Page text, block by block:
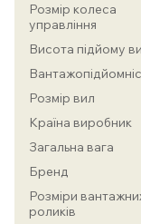
Розмір колеса
управління
Висота підйому
Розмір вил
Країна виробник
Загальна вага
Бренд
Розміри
роликів